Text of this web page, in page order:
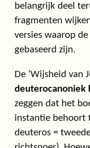
belangrijk deel
fragmenten
versies waarop
gebaseerd zijn.
De ‘Wijsheid van
deuterocanoniek
zeggen dat het
instantie behoort
deuteros =